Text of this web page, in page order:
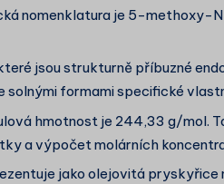
nomenklatura je 5-
jsou strukturně příbuzné
solnými formami specifické
hmotnost je 244,33 g/mol.
a výpočet molárních
jako olejovitá pryskyřice